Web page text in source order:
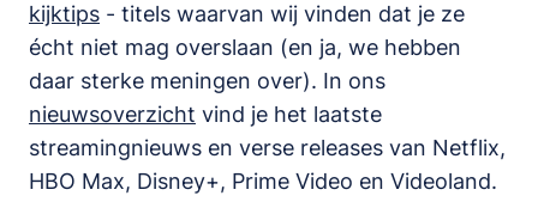
kijktips - titels waarvan wij vinden dat je ze
écht niet mag overslaan (en ja, we hebben
daar sterke meningen over). In ons
nieuwsoverzicht vind je het laatste
streamingnieuws en verse releases van Netflix,
HBO Max, Disney+, Prime Video en Videoland.